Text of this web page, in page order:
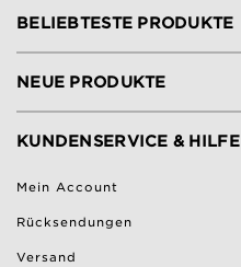
BELIEBTESTE PRODUKTE
NEUE PRODUKTE
KUNDENSERVICE & HILFE
Mein Account
Rücksendungen
Versand